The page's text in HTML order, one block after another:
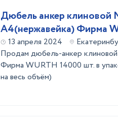
Дюбель анкер клиновой
А4(нержавейка) Фирма
13 апреля 2024
Продам дюбель-анкер
Фирма WURTH 14000 шт. в
на весь объём)